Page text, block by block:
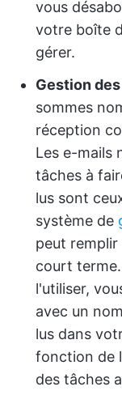
vous
votre boîte
gérer.
Gestion
sommes
réception
Les e-mails
tâches à
lus sont
système de
peut
court
l'utiliser,
avec un
lus dans
fonction de
des tâches